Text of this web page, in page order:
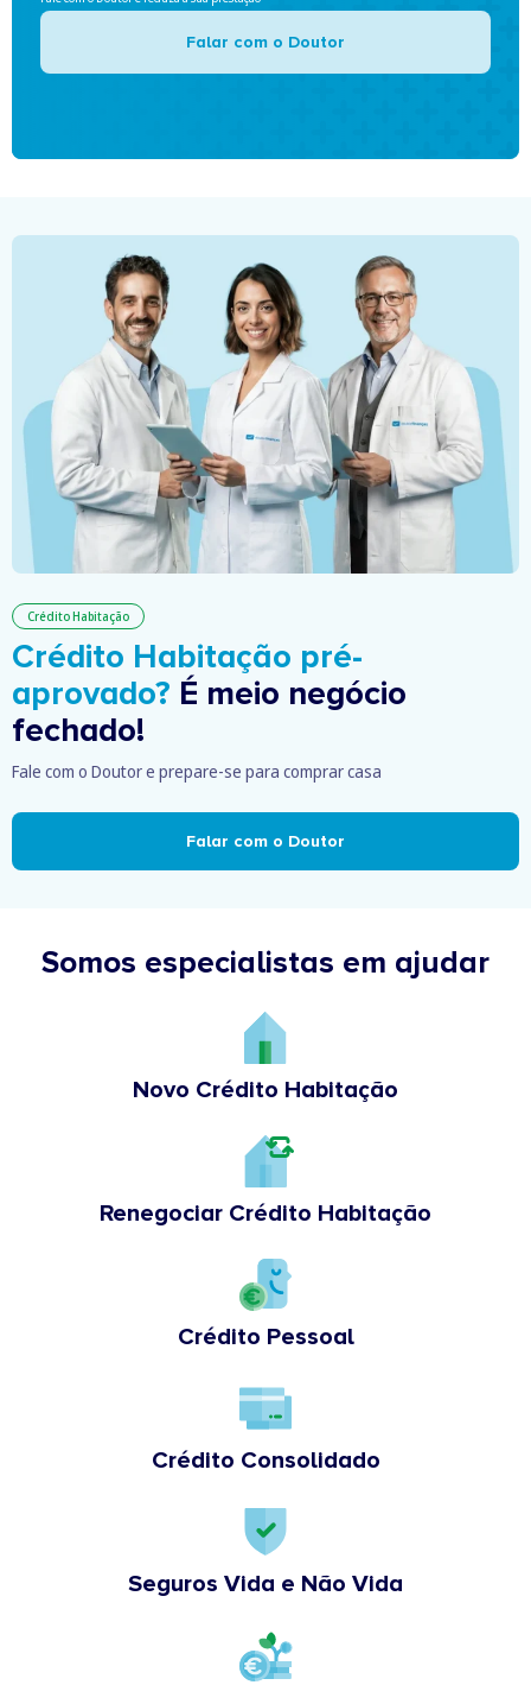
Falar com o Doutor
Crédito Habitação
Crédito Habitação pré-
aprovado? É meio negócio
fechado!
Fale com o Doutor e prepare-se para comprar casa
Falar com o Doutor
Somos especialistas em ajudar
Novo Crédito Habitação
Renegociar Crédito Habitação
Crédito Pessoal
Crédito Consolidado
Seguros Vida e Não Vida